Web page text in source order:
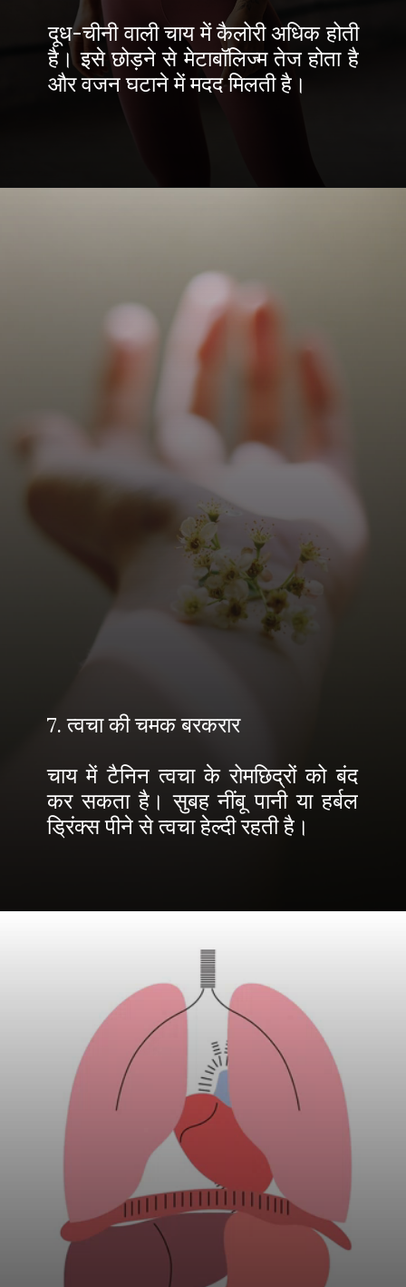
दूध-चीनी वाली चाय में कैलोरी अधिक होती
है। इसे छोड़ने से मेटाबॉलिज्म तेज होता है
और वजन घटाने में मदद मिलती है।
7. त्वचा की चमक बरकरार
चाय में टैनिन त्वचा के रोमछिद्रों को बंद
कर सकता है। सुबह नींबू पानी या हर्बल
ड्रिंक्स पीने से त्वचा हेल्दी रहती है।